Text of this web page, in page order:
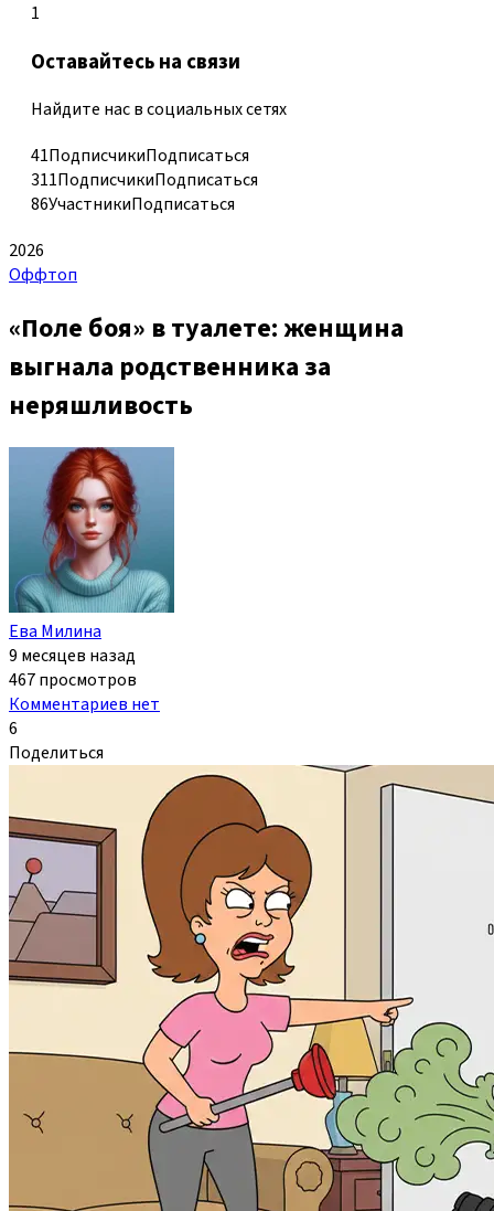
1
Оставайтесь на связи
Найдите нас в социальных сетях
41ПодписчикиПодписаться
311ПодписчикиПодписаться
86УчастникиПодписаться
2026
Оффтоп
«Поле боя» в туалете: женщина
выгнала родственника за
неряшливость
Ева Милина
9 месяцев назад
467 просмотров
Комментариев нет
6
Поделиться